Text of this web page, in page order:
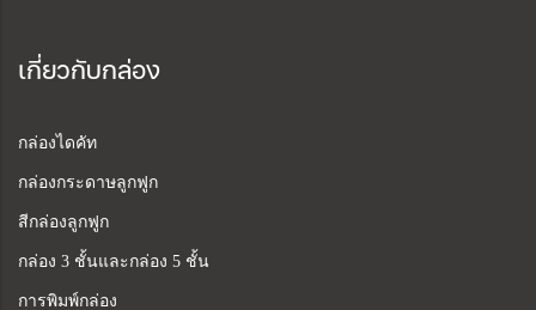
เกี่ยวกับกล่อง
กล่องไดคัท
กล่องกระดาษลูกฟูก
สีกล่องลูกฟูก
กล่อง 3 ชั้นและกล่อง 5 ชั้น
การพิมพ์กล่อง